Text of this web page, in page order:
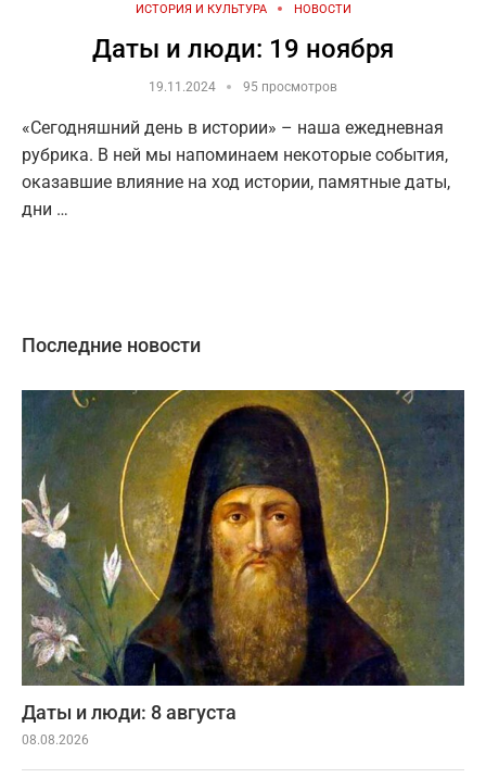
ИСТОРИЯ И КУЛЬТУРА НОВОСТИ
Даты и люди: 19 ноября
19.11.2024 95 просмотров
«Сегодняшний день в истории» – наша ежедневная
рубрика. В ней мы напоминаем некоторые события,
оказавшие влияние на ход истории, памятные даты,
дни …
Последние новости
Даты и люди: 8 августа
08.08.2026